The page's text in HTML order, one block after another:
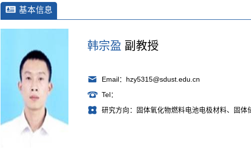
基本信息
韩宗盈 副教授
Email：hzy5315@sdust.edu.cn
Tel：
研究方向：固体氧化物燃料电池电极材料、固